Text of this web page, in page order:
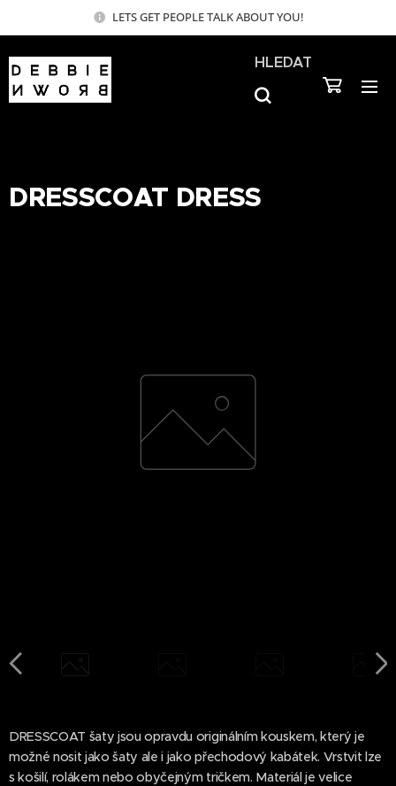
LETS GET PEOPLE TALK ABOUT YOU!
HLEDAT
DRESSCOAT DRESS
DRESSCOAT šaty jsou opravdu originálním kouskem, který je
možné nosit jako šaty ale i jako přechodový kabátek. Vrstvit lze
s košilí, rolákem nebo obyčejným tričkem. Materiál je velice